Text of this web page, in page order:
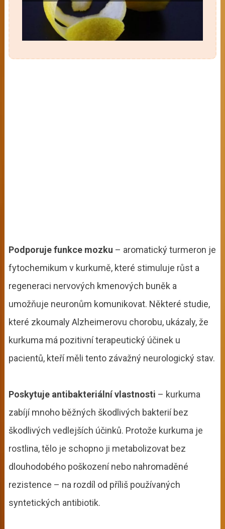
Podporuje funkce mozku – aromatický turmeron je
fytochemikum v kurkumě, které stimuluje růst a
regeneraci nervových kmenových buněk a
umožňuje neuronům komunikovat. Některé studie,
které zkoumaly Alzheimerovu chorobu, ukázaly, že
kurkuma má pozitivní terapeutický účinek u
pacientů, kteří měli tento závažný neurologický stav.
Poskytuje antibakteriální vlastnosti – kurkuma
zabíjí mnoho běžných škodlivých bakterií bez
škodlivých vedlejších účinků. Protože kurkuma je
rostlina, tělo je schopno ji metabolizovat bez
dlouhodobého poškození nebo nahromaděné
rezistence – na rozdíl od příliš používaných
syntetických antibiotik.